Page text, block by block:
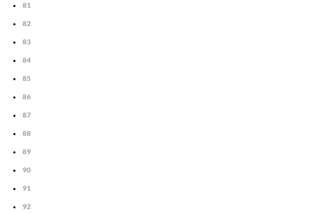
81
82
83
84
85
86
87
88
89
90
91
92